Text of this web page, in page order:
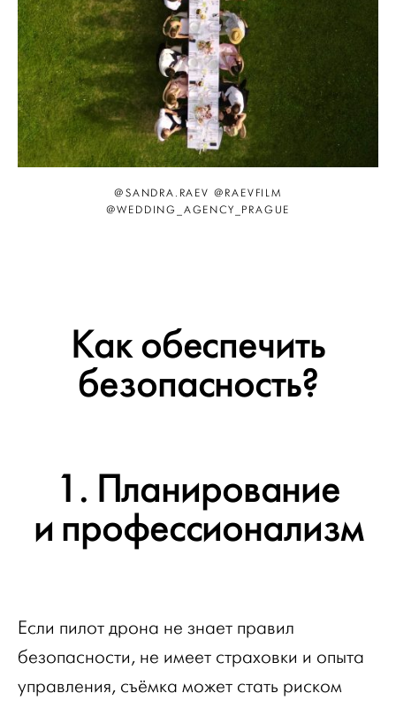
@SANDRA.RAEV @RAEVFILM
@WEDDING_AGENCY_PRAGUE
Как обеспечить
безопасность?
1. Планирование
и профессионализм
Если пилот дрона не знает правил
безопасности, не имеет страховки и опыта
управления, съёмка может стать риском